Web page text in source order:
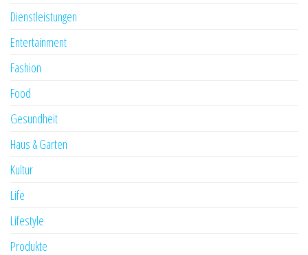
Dienstleistungen
Entertainment
Fashion
Food
Gesundheit
Haus & Garten
Kultur
Life
Lifestyle
Produkte